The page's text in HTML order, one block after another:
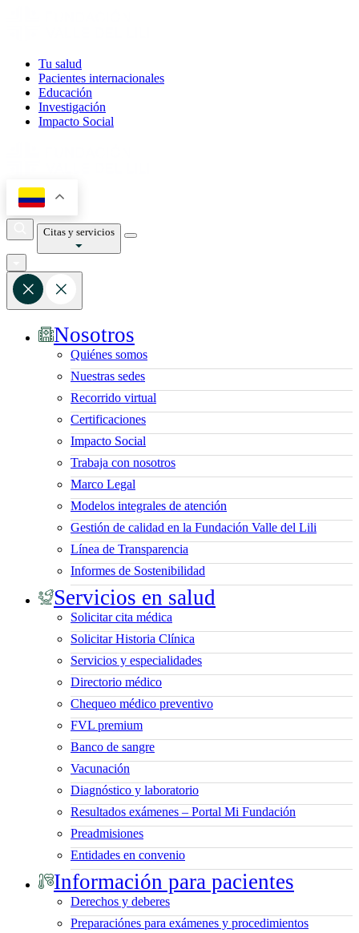
Tu salud
Pacientes internacionales
Educación
Investigación
Impacto Social
Citas y servicios
Nosotros
Quiénes somos
Nuestras sedes
Recorrido virtual
Certificaciones
Impacto Social
Trabaja con nosotros
Marco Legal
Modelos integrales de atención
Gestión de calidad en la Fundación Valle del Lili
Línea de Transparencia
Informes de Sostenibilidad
Servicios en salud
Solicitar cita médica
Solicitar Historia Clínica
Servicios y especialidades
Directorio médico
Chequeo médico preventivo
FVL premium
Banco de sangre
Vacunación
Diagnóstico y laboratorio
Resultados exámenes – Portal Mi Fundación
Preadmisiones
Entidades en convenio
Información para pacientes
Derechos y deberes
Preparaciónes para exámenes y procedimientos